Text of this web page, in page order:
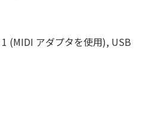
(MIDI アダプタを使用), USB